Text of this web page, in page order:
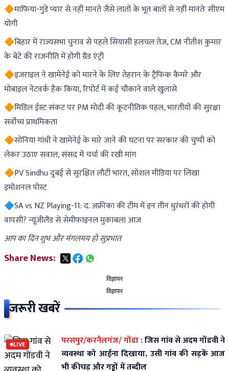
🔶माफिया-गुंडे प्यार से नहीं मानते जैसे लातों के भूत बातों से नहीं मानतेः सीएम
योगी
🔶बिहार में राज्यसभा चुनाव से पहले सियासी हलचल तेज, CM नीतीश कुमार
के बेटे की राजनीति में होगी ग्रैंड एंट्री
🔶इजराइल ने खामेनेई को मारने के लिए तेहरान के ट्रैफिक कैमरे और
मोबाइल नेटवर्क हैक किया, रिपोर्ट में कई चौंकाने वाले खुलासे
🔶मिडिल ईस्ट संकट पर PM मोदी की कूटनीतिक पहल, भारतीयों की सुरक्षा
सर्वोच्च प्राथमिकता
🔶सोनिया गांधी ने खामेनेई के मारे जाने की घटना पर सरकार की चुप्पी को
लेकर उठाए सवाल, संसद में चर्चा की रखी मांग
🔶PV Sindhu दुबई से सुरक्षित लौटीं भारत, सोशल मीडिया पर लिखा
इमोशनल पोस्ट
🔷SA vs NZ Playing-11: द. अफ्रीका की टीम में इन तीन धुरंधरों की होगी
वापसी? न्यूजीलैंड से सेमीफाइनल मुकाबला आज
आप का दिन शुभ और मंगलमय हो सुप्रभात
Share News:
विज्ञापन
विज्ञापन
जरूरी खबरें
LIVE परसपुर/करनैलगंज/ गोंडा :जिस गांव से अदम गोंडवी ने
व्यवस्था को आईना दिखाया, उसी गांव की सड़कें आज
भी कीचड़ और गड्ढों में तब्दील